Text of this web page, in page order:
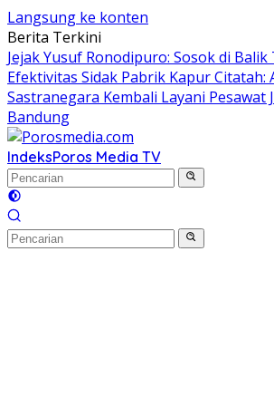
Langsung ke konten
Berita Terkini
Jejak Yusuf Ronodipuro: Sosok di
Efektivitas Sidak Pabrik Kapur
Sastranegara Kembali Layani Pesawat
Bandung
IndeksPoros Media TV